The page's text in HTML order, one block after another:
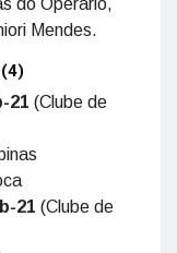
do Operário,
Mendes.
21 (Clube de
21 (Clube de